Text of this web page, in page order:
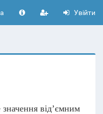
Увійти
від’ємним